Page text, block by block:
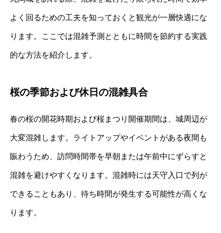
よく回るための工夫を知っておくと観光が一層快適にな
ります。ここでは混雑予測とともに時間を節約する実践
的な方法を紹介します。
桜の季節および休日の混雑具合
春の桜の開花時期および桜まつり開催期間は、城周辺が
大変混雑します。ライトアップやイベントがある夜間も
賑わうため、訪問時間帯を早朝または午前中にずらすと
混雑を避けやすくなります。混雑時には天守入口で列が
できることもあり、待ち時間が発生する可能性が高くな
ります。